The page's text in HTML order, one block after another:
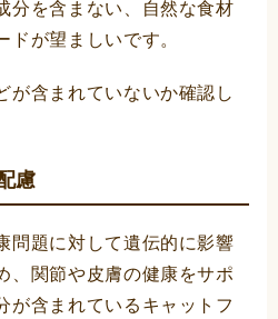
分を含まない、自然な食材
ドが望ましいです。
が含まれていないか確認し
慮
問題に対して遺伝的に影響
、関節や皮膚の健康をサポ
が含まれているキャットフ